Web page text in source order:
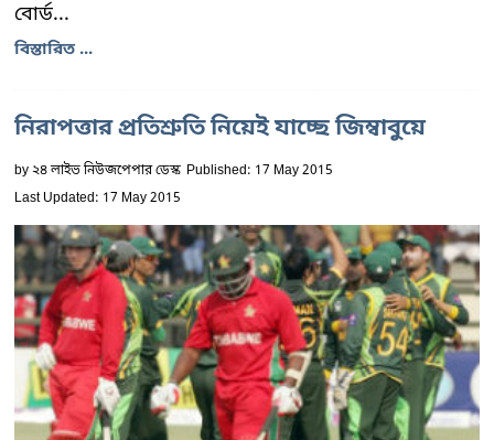
বোর্ড...
বিস্তারিত ...
নিরাপত্তার প্রতিশ্রুতি নিয়েই যাচ্ছে জিম্বাবুয়ে
by২৪ লাইভ নিউজপেপার ডেস্ক Published: 17 May 2015
Last Updated: 17 May 2015